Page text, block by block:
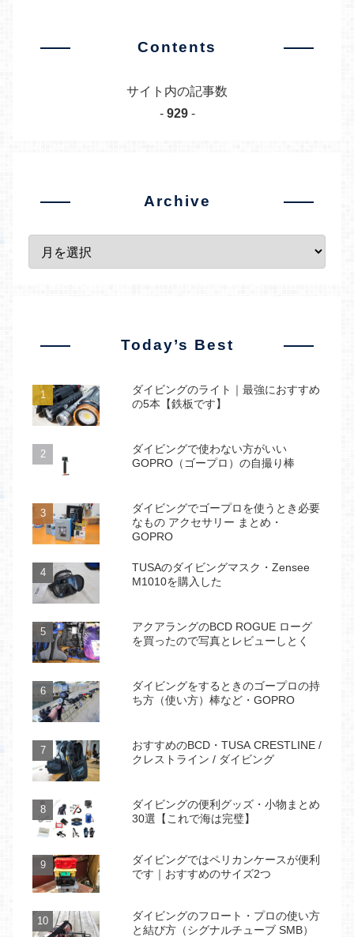
Contents
サイト内の記事数
- 929-
Archive
Today’s Best
ダイビングのライト｜最強におすすめ
の5本【鉄板です】
ダイビングで使わない方がいい
GOPRO（ゴープロ）の自撮り棒
ダイビングでゴープロを使うとき必要
なもの アクセサリー まとめ・
GOPRO
TUSAのダイビングマスク・Zensee
M1010を購入した
アクアラングのBCD ROGUE ローグ
を買ったので写真とレビューしとく
ダイビングをするときのゴープロの持
ち方（使い方）棒など・GOPRO
おすすめのBCD・TUSA CRESTLINE /
クレストライン / ダイビング
ダイビングの便利グッズ・小物まとめ
30選【これで海は完璧】
ダイビングではペリカンケースが便利
です｜おすすめのサイズ2つ
ダイビングのフロート・プロの使い方
と結び方（シグナルチューブ SMB）